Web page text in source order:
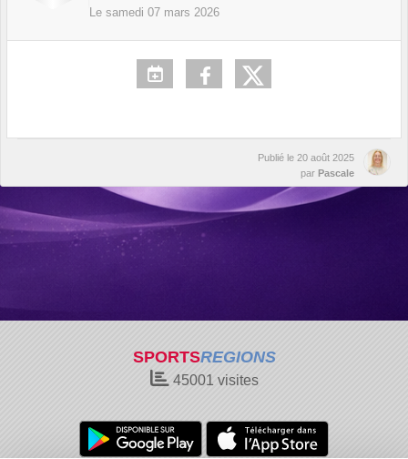
Le samedi 07 mars 2026
Publié le 20 août 2025
par Pascale
SPORTSREGIONS
45001 visites